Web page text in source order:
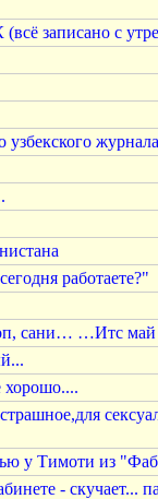
записано с
узбекского
работаете?"
сани… …Итс
хорошо....
у Тимоти из
- скучает...